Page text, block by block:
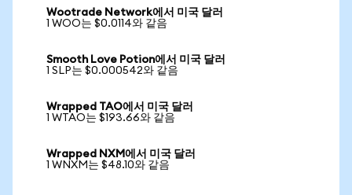
Wootrade Network에서 미국 달러
1 WOO는 $0.0114와 같음
Smooth Love Potion에서 미국 달러
1 SLP는 $0.000542와 같음
Wrapped TAO에서 미국 달러
1 WTAO는 $193.66와 같음
Wrapped NXM에서 미국 달러
1 WNXM는 $48.10와 같음